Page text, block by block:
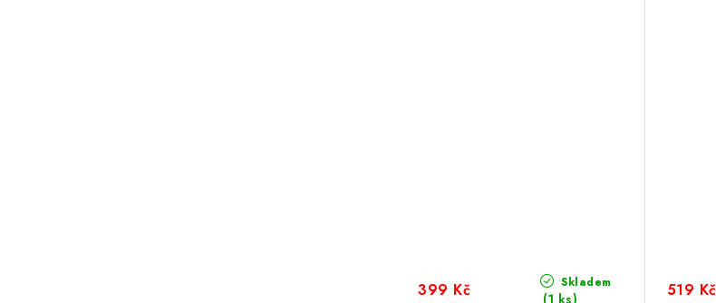
Skladem
(1 ks)
399 Kč 519 Kč